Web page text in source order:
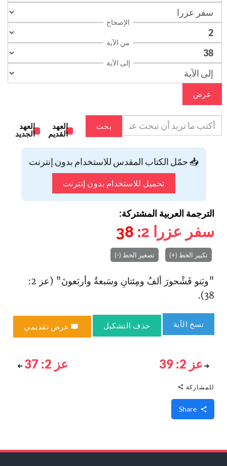
الإصحاح
من الآية
إلى الآية
عرض
بحث
العهد
القديم
العهد
الجديد
📥 حمّل الكتاب المقدس للاستخدام بدون إنترنت
تحميل للاستخدام بدون إنترنت
الترجمة العربية المشتركة:
سفر عزرا 2
: 38
تكبير الخط (+) تصغير الخط (-)
"وبَنو فَشْحورَ ألفٌ ومِئتانِ وسَبعةٌ وأربَعونَ" (عز 2:
38).
نسخ الآية حذف التشكيل عرض تقديمي
عز 2: 39 عز 2: 37
للمشاركة